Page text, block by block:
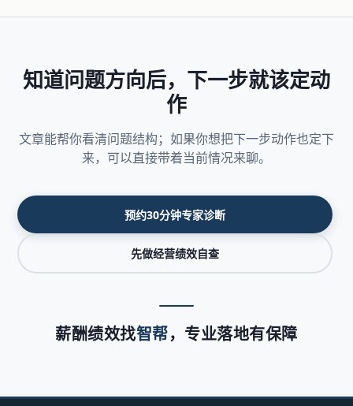
知道问题方向后，下一步就该定动
作
文章能帮你看清问题结构；如果你想把下一步动作也定下
来，可以直接带着当前情况来聊。
预约30分钟专家诊断
先做经营绩效自查
薪酬绩效找智帮，专业落地有保障